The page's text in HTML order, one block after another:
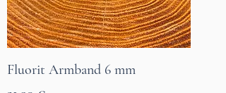
Fluorit Armband 6 mm